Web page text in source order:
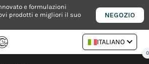
e formulazioni
prodotti e migliori il suo
NEGOZIO
ITALIANO
0